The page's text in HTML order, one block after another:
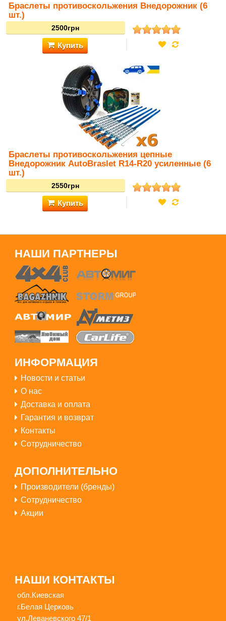
2420грн
Купить
3300грн
Браслеты противоскольжения Внедорожник (6
шт.)
Браслеты противоскольжения цепные
Внедорожник AutoBraslet R14-R20 усиленные (6
шт.)
НАШИ ПАРТНЕРЫ
ИНФОРМАЦИЯ
Новости и статьи
О нас
Доставка и оплата
Гарантия и возврат
Контакты
Сотрудничество
ДОПОЛНИТЕЛЬНО
Производители (бренды)
Сотрудничество
Акции
НАШИ КОНТАКТЫ
обл.Киевская
г.Белая Церковь
ул.Леваневского 47/1